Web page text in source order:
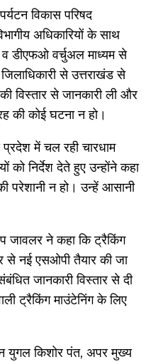
विकास परिषद
अधिकारियों के साथ
व डीएफओ वर्चुअल माध्यम से
से उत्तराखंड से
विस्तार से जानकारी ली और
की कोई घटना न हो।
में चल रही चारधाम
को निर्देश देते हुए उन्होंने कहा
परेशानी न हो। उन्हें आसानी
जावलर ने कहा कि ट्रैकिंग
से नई एसओपी तैयार की जा
जानकारी विस्तार से दी
ट्रैकिंग माउं‌टेनिंग के लिए
युगल किशोर पंत, अपर मुख्य